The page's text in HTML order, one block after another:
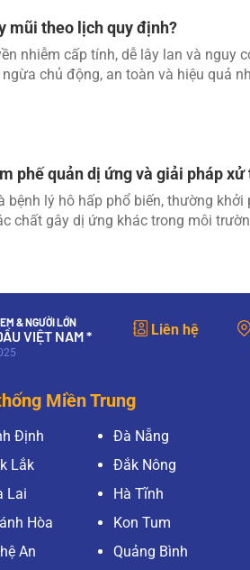
mũi theo lịch quy định?
nhiễm cấp tính, dễ lây lan và
chủ động, an toàn và hiệu quả
phế quản dị ứng và giải pháp xử
bệnh lý hô hấp phổ biến, thường
chất gây dị ứng khác trong môi
& NGƯỜI LỚN
VIỆT NAM * Liên hệ
Miền Trung
Định
Đà Nẵng
Lắk
Đắk Nông
Lai
Hà Tĩnh
Hòa
Kon Tum
An
Quảng Bình